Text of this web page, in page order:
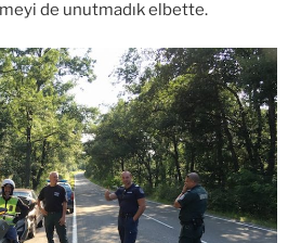
de unutmadık elbette.